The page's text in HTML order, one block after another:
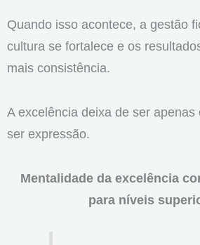
Quando isso acontece, a gestão
cultura se fortalece e os
mais consistência.
A excelência deixa de ser apenas
ser expressão.
Mentalidade da excelência
para níveis